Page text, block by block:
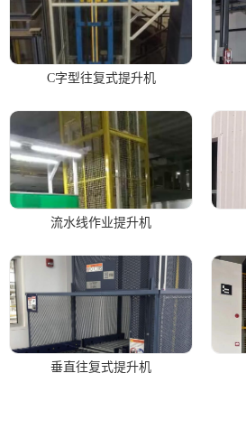
C字型往复式提升机
流水线作业提升机
垂直往复式提升机